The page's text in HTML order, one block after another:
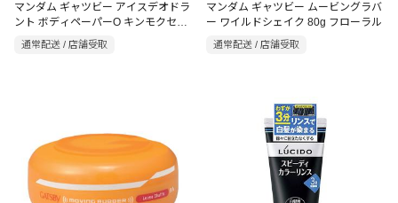
マンダム ギャツビー アイスデオドラ
ント ボディペーパーO キンモクセイ
の香り 30枚入
通常配送 / 店舗受取
マンダム ギャツビー ムービングラバ
ー ワイルドシェイク 80g フローラル
通常配送 / 店舗受取